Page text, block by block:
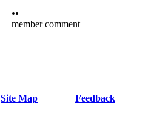
••
member comment
Site Map | | Feedback